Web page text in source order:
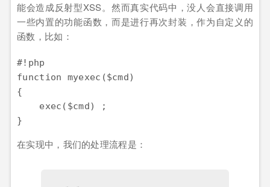
能会造成反射型XSS。然而真实代码中，没人会直接调用
一些内置的功能函数，而是进行再次封装，作为自定义的
函数，比如：
#!php
function myexec($cmd)
{
    exec($cmd) ;
在实现中，我们的处理流程是：